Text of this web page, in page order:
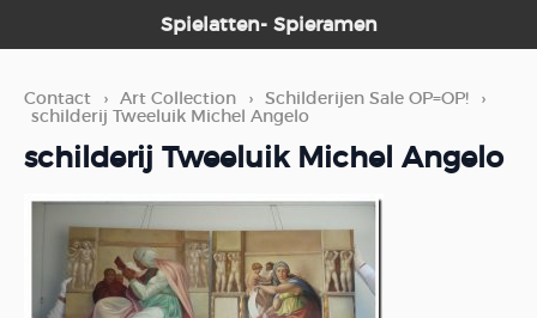
Webshop
Art Collection
Fotolijsten
Wissellijsten
Spielatten- Spieramen
Schilderij opspannen
Blog
Spielatten- Spieramen
Contact › Art Collection › Schilderijen Sale OP=OP!
›
schilderij Tweeluik Michel Angelo
schilderij Tweeluik Michel Angelo